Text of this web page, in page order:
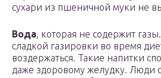
сухари из пшеничной муки не
Вода, которая не содержит
сладкой газировки во время
воздержаться. Такие напитки
даже здоровому желудку. Люди